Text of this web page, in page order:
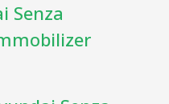
Senza